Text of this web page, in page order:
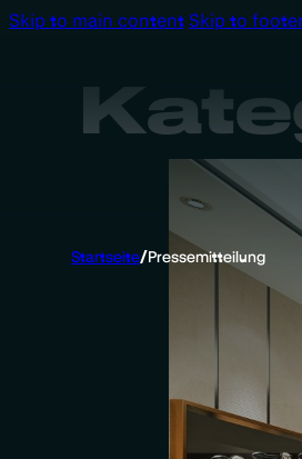
Skip to main content Skip to
Startseite/Pressemitteilung